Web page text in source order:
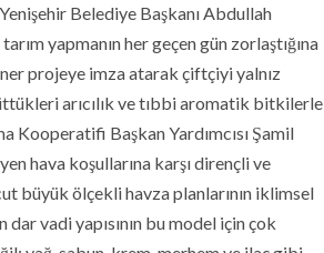
Belediye Başkanı Abdullah
yapmanın her geçen gün zorlaştığına
projeye imza atarak çiftçiyi yalnız
arıcılık ve tıbbi aromatik bitkilerle
Kooperatifi Başkan Yardımcısı Şamil
hava koşullarına karşı dirençli ve
büyük ölçekli havza planlarının iklimsel
vadi yapısının bu model için çok